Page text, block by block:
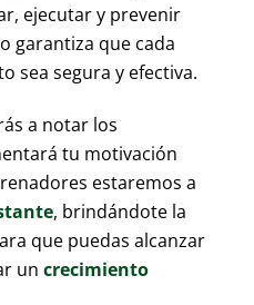
ejecutar y prevenir
garantiza que cada
sea segura y efectiva.
a notar los
tu motivación
estaremos a
, brindándote la
que puedas alcanzar
un crecimiento